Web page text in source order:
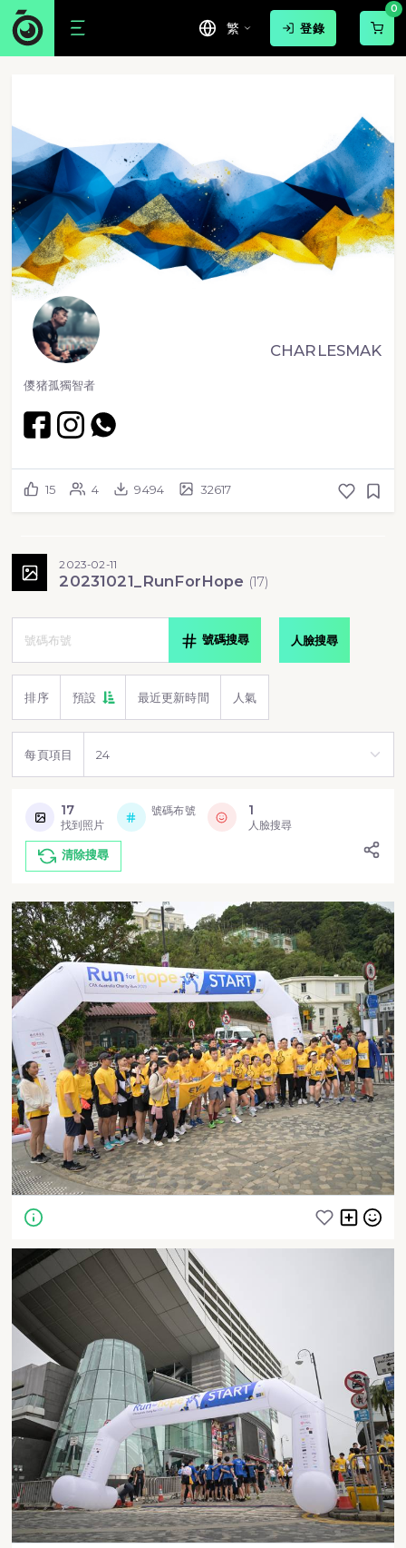
繁 登錄
0
CHARLESMAK
儍猪孤獨智者
15 4 9494 32617
2023-02-11
20231021_RunForHope (17)
號碼搜尋 人臉搜尋
排序 預設 最近更新時間 人氣
每頁項目
17
找到照片
號碼布號 1
人臉搜尋
清除搜尋